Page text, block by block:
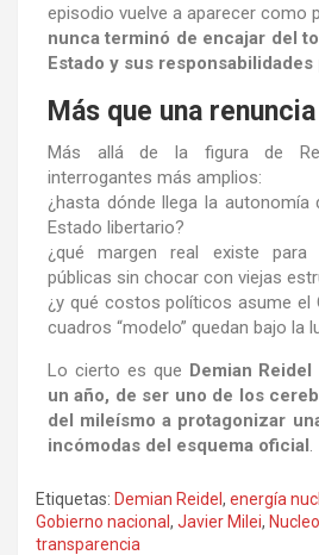
episodio vuelve a aparecer como
nunca terminó de encajar del
Estado y sus
Más que una renuncia
Más allá de la figura de
interrogantes más amplios:
¿hasta dónde llega la
Estado libertario?
¿qué margen real existe para
públicas sin chocar con viejas
¿y qué costos políticos asume el
cuadros “modelo” quedan bajo la
Lo cierto es que Demian
un año, de ser uno de los
del mileísmo a protagonizar
incómodas del esquema oficial.
Etiquetas: Demian Reidel , energía
Gobierno nacional , Javier Milei,
transparencia